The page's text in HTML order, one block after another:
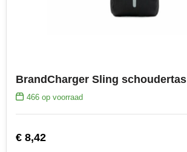
BrandCharger Sling schoudertas
466op voorraad
€ 8,42